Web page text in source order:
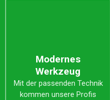
Modernes
Werkzeug
Mit der passenden Technik
kommen unsere Profis